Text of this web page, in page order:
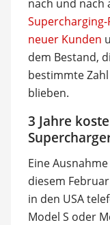
nach und nach
neuer Kunden
dem Bestand,
bestimmte
blieben.
3 Jahre
Eine
diesem
in den USA
Model S oder